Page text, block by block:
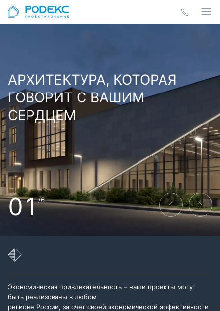
АРХИТЕКТУРА, КОТОРАЯ
ГОВОРИТ С ВАШИМ
СЕРДЦЕМ
01/6
Экономическая привлекательность – наши проекты могут
быть реализованы в любом
регионе России, за счет своей экономической эффективности